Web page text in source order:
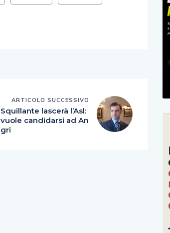
ARTICOLO SUCCESSIVO
Squillante lascerà l’Asl:
vuole candidarsi ad An
gri